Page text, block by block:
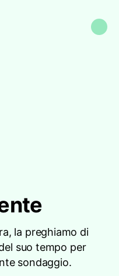
la preghiamo di
suo tempo per
sondaggio.